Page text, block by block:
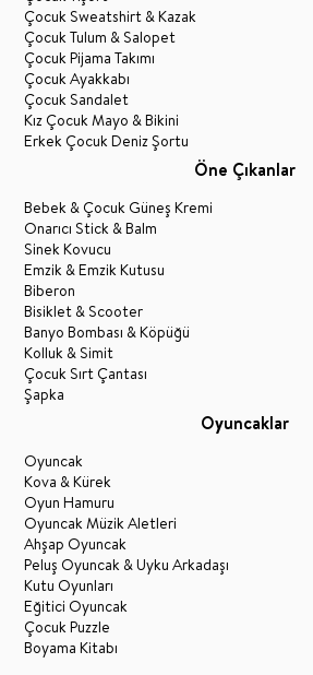
Çocuk Sweatshirt & Kazak
Çocuk Tulum & Salopet
Çocuk Pijama Takımı
Çocuk Ayakkabı
Çocuk Sandalet
Kız Çocuk Mayo & Bikini
Erkek Çocuk Deniz Şortu
Öne Çıkanlar
Bebek & Çocuk Güneş Kremi
Onarıcı Stick & Balm
Sinek Kovucu
Emzik & Emzik Kutusu
Biberon
Bisiklet & Scooter
Banyo Bombası & Köpüğü
Kolluk & Simit
Çocuk Sırt Çantası
Şapka
Oyuncaklar
Oyuncak
Kova & Kürek
Oyun Hamuru
Oyuncak Müzik Aletleri
Ahşap Oyuncak
Peluş Oyuncak & Uyku Arkadaşı
Kutu Oyunları
Eğitici Oyuncak
Çocuk Puzzle
Boyama Kitabı